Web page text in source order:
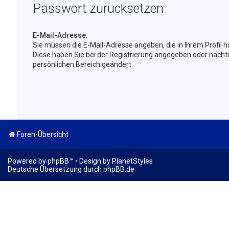
Passwort zurücksetzen
E-Mail-Adresse:
Sie müssen die E-Mail-Adresse angeben, die in Ihrem Profil
Diese haben Sie bei der Registrierung angegeben oder
persönlichen Bereich geändert.
Foren-Übersicht
Powered byphpBB™ • Design by PlanetStyles
Deutsche Übersetzung durch phpBB.de